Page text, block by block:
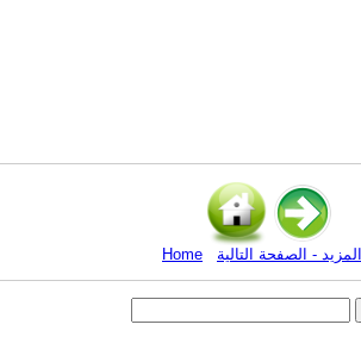
Home المزيد - الصفحة التالية